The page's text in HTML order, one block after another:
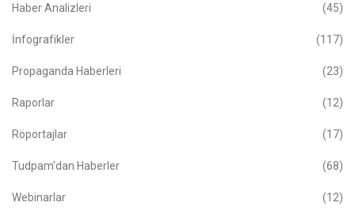
Haber Analizleri (45)
İnfografikler (117)
Propaganda Haberleri (23)
Raporlar (12)
Röportajlar (17)
Tudpam'dan Haberler (68)
Webinarlar (12)